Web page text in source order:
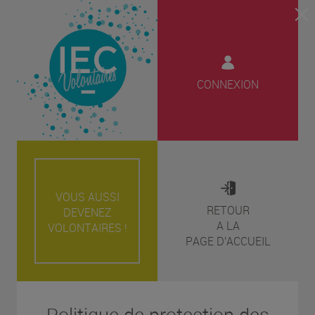
CONNEXION
VOUS AUSSI
DEVENEZ
VOLONTAIRES !
RETOUR
A LA
PAGE D'ACCUEIL